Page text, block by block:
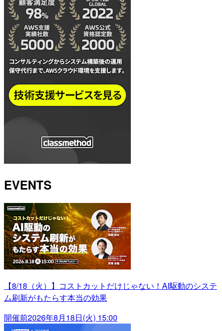
EVENTS
【8/18（火）】コストカットだけじゃない！AI駆動のシステ
ム刷新がもたらす本当の効果
開催前2026年8月18日(火) 15:00